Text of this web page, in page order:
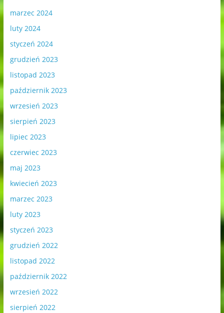
marzec 2024
luty 2024
styczeń 2024
grudzień 2023
listopad 2023
październik 2023
wrzesień 2023
sierpień 2023
lipiec 2023
czerwiec 2023
maj 2023
kwiecień 2023
marzec 2023
luty 2023
styczeń 2023
grudzień 2022
listopad 2022
październik 2022
wrzesień 2022
sierpień 2022